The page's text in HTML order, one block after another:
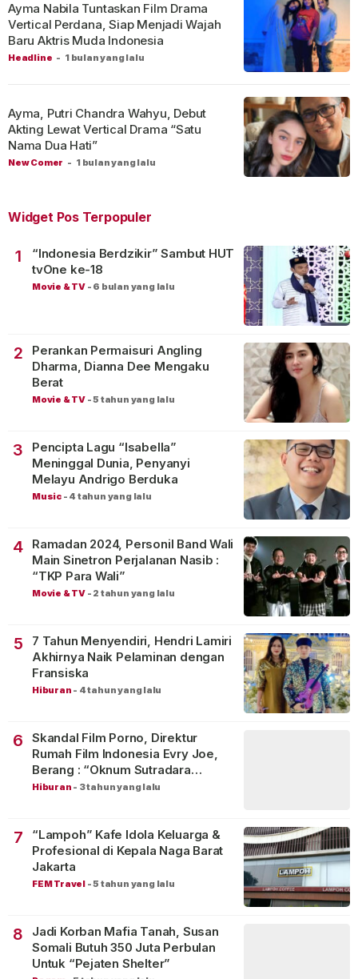
Headline - 1 bulan yang lalu
Ayma Nabila Tuntaskan Film Drama
Vertical Perdana, Siap Menjadi Wajah
Baru Aktris Muda Indonesia
New Comer - 1 bulan yang lalu
Ayma, Putri Chandra Wahyu, Debut
Akting Lewat Vertical Drama “Satu
Nama Dua Hati”
Widget Pos Terpopuler
1
“Indonesia Berdzikir” Sambut HUT
tvOne ke-18
Movie & TV - 6 bulan yang lalu
2
Perankan Permaisuri Angling
Dharma, Dianna Dee Mengaku
Berat
Movie & TV -5 tahun yang lalu
3
Pencipta Lagu “Isabella”
Meninggal Dunia, Penyanyi
Melayu Andrigo Berduka
Music - 4 tahun yang lalu
4
Ramadan 2024, Personil Band Wali
Main Sinetron Perjalanan Nasib :
“TKP Para Wali”
Movie & TV - 2 tahun yang lalu
5
7 Tahun Menyendiri, Hendri Lamiri
Akhirnya Naik Pelaminan dengan
Fransiska
Hiburan - 4 tahun yang lalu
6
Skandal Film Porno, Direktur
Rumah Film Indonesia Evry Joe,
Berang : “Oknum Sutradara
Merusak Perfilman Indonesia”!
Hiburan - 3 tahun yang lalu
7
“Lampoh” Kafe Idola Keluarga &
Profesional di Kepala Naga Barat
Jakarta
FEM Travel -5 tahun yang lalu
8
Jadi Korban Mafia Tanah, Susan
Somali Butuh 350 Juta Perbulan
Untuk “Pejaten Shelter”